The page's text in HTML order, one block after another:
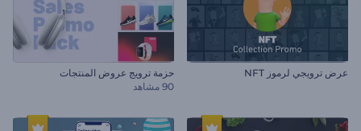
عرض ترويجي لرموز NFT
حزمة ترويج عروض المنتجات
90 مشاهد